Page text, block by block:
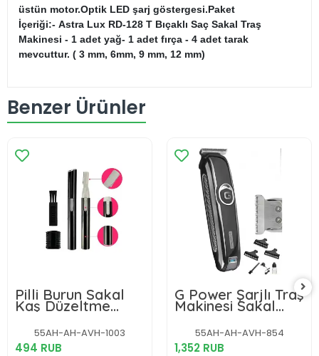
üstün motor.Optik LED şarj göstergesi.Paket
İçeriği:- Astra Lux RD-128 T Bıçaklı Saç Sakal Traş
Makinesi - 1 adet yağ- 1 adet fırça - 4 adet tarak
mevcuttur. ( 3 mm, 6mm, 9 mm, 12 mm)
Benzer Ürünler
Pilli Burun Sakal
Kaş Düzeltme
Tıraş Makinesi
55AH-AH-AVH-1003
494 RUB
G Power Şarjlı Traş
Makinesi Sakal
Ense Vucüt Kılı
Tıraş Makinası
55AH-AH-AVH-854
1,352 RUB